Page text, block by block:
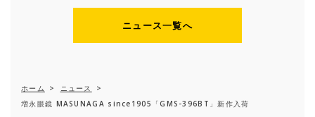
ニュース一覧へ
ホーム > ニュース
>
増永眼鏡 MASUNAGA since1905「GMS-396BT」新作入荷